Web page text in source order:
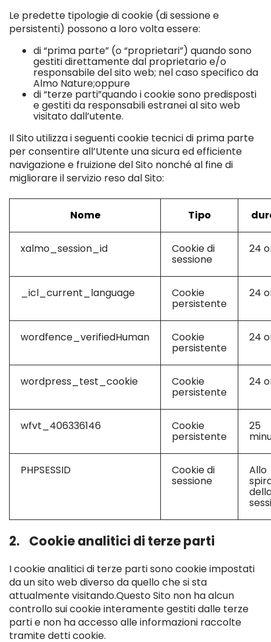
Le predette tipologie di cookie (di sessione e
persistenti) possono a loro volta essere:
di “prima parte” (o “proprietari”) quando sono
gestiti direttamente dal proprietario e/o
responsabile del sito web; nel caso specifico da
Almo Nature;oppure
di “terze parti”quando i cookie sono predisposti
e gestiti da responsabili estranei al sito web
visitato dall’utente.
Il Sito utilizza i seguenti cookie tecnici di prima parte
per consentire all’Utente una sicura ed efficiente
navigazione e fruizione del Sito nonché al fine di
migliorare il servizio reso dal Sito:
Nome Tipo
xalmo_session_id Cookie di
sessione
24
_icl_current_language Cookie
persistente
24
wordfence_verifiedHuman Cookie
persistente
24
wordpress_test_cookie Cookie
persistente
24
wfvt_406336146 Cookie
persistente
25
PHPSESSID Cookie di
sessione
Allo
2. Cookie analitici di terze parti
I cookie analitici di terze parti sono cookie impostati
da un sito web diverso da quello che si sta
attualmente visitando.Questo Sito non ha alcun
controllo sui cookie interamente gestiti dalle terze
parti e non ha accesso alle informazioni raccolte
tramite detti cookie.